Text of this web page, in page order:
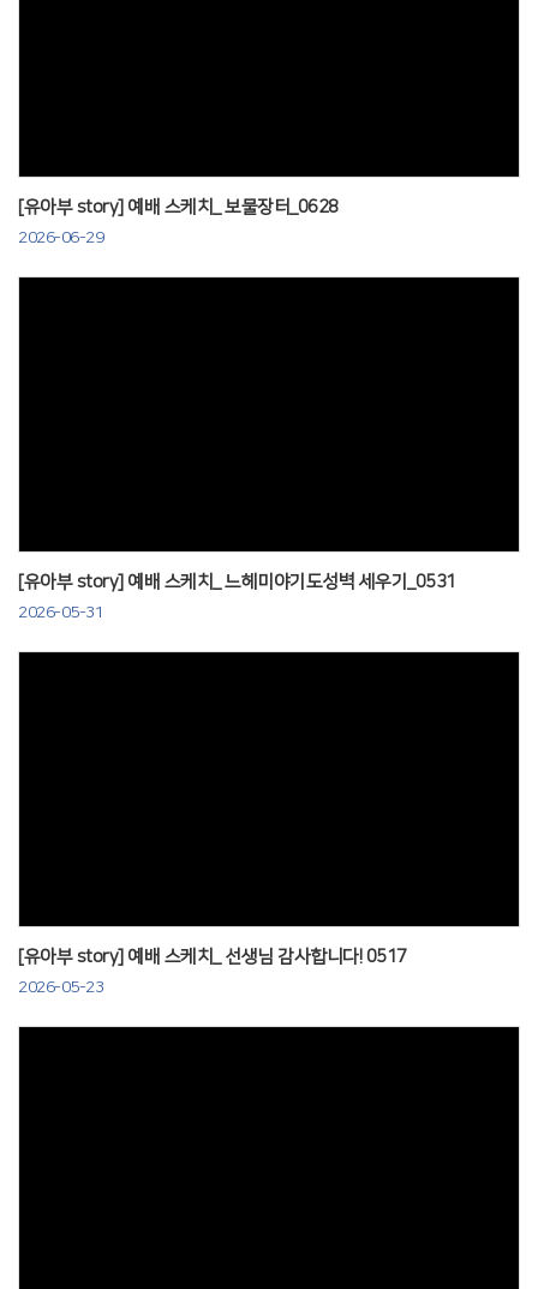
[유아부 story] 예배 스케치_ 보물장터_0628
2026-06-29
[유아부 story] 예배 스케치_ 느헤미야기도성벽 세우기_0531
2026-05-31
[유아부 story] 예배 스케치_ 선생님 감사합니다! 0517
2026-05-23